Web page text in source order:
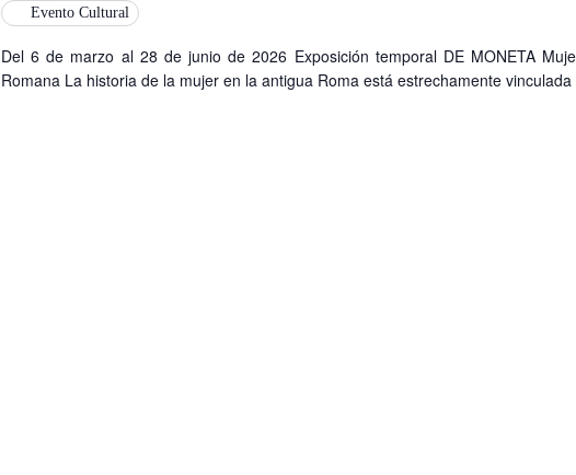
Evento Cultural
Del 6 de marzo al 28 de junio de 2026 Exposición temporal DE MONETA
Romana La historia de la mujer en la antigua Roma está estrechamente